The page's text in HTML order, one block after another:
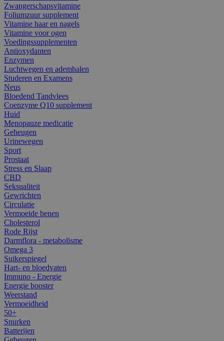
Zwangerschapsvitamine
Foliumzuur supplement
Vitamine haar en nagels
Vitamine voor ogen
Voedingssupplementen
Antioxydanten
Enzymen
Luchtwegen en ademhalen
Studeren en Examens
Neus
Bloedend Tandvlees
Coenzyme Q10 supplement
Huid
Menopauze medicatie
Geheugen
Urinewegen
Sport
Prostaat
Stress en Slaap
CBD
Seksualiteit
Gewrichten
Circulatie
Vermoeide benen
Cholesterol
Rode Rijst
Darmflora - metabolisme
Omega 3
Suikerspiegel
Hart- en bloedvaten
Immuno - Energie
Energie booster
Weerstand
Vermoeidheid
50+
Snurken
Batterijen